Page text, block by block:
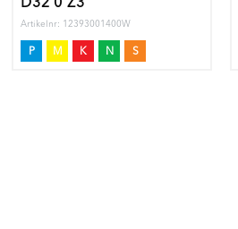
D32 0 Z3
Artikelnr: 12393001400W
P M K N S